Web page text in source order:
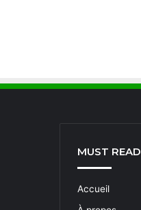
MUST READ
Accueil